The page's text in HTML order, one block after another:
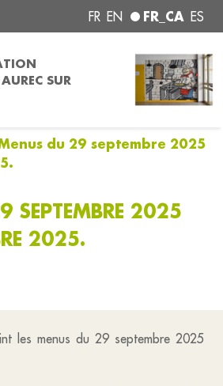
FR EN FR_CA ES
SUR
du 29 septembre 2025
SEPTEMBRE 2025
2025.
les menus du 29 septembre 2025